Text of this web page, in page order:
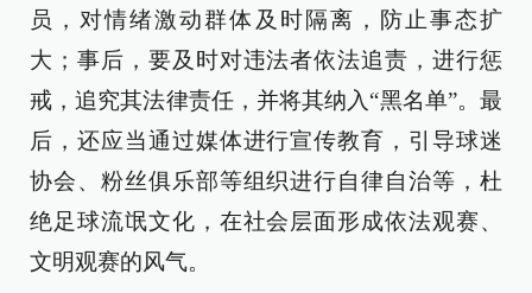
员，对情绪激动群体及时隔离，防止事态扩
大；事后，要及时对违法者依法追责，进行惩
戒，追究其法律责任，并将其纳入“黑名单”。最
后，还应当通过媒体进行宣传教育，引导球迷
协会、粉丝俱乐部等组织进行自律自治等，杜
绝足球流氓文化，在社会层面形成依法观赛、
文明观赛的风气。